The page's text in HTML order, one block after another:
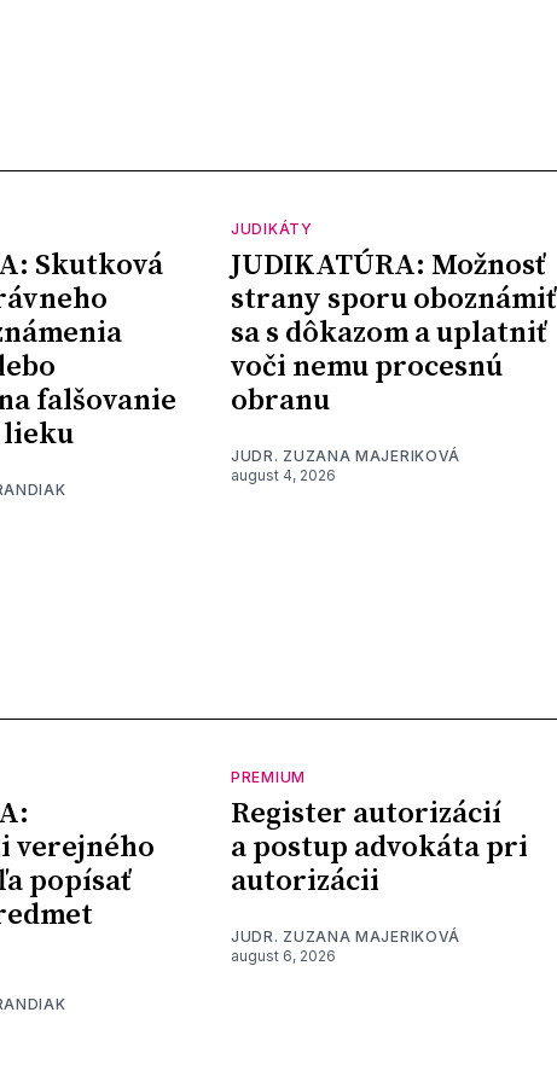
Skutková
falšovanie
lieku
JUDIKÁTY
JUDIKATÚRA: Možnosť
strany sporu oboznámiť
sa s dôkazom a uplatniť
voči nemu procesnú
obranu
JUDR. ZUZANA MAJERIKOVÁ
august 4, 2026
verejného
popísať
PREMIUM
Register autorizácií
a postup advokáta pri
autorizácii
JUDR. ZUZANA MAJERIKOVÁ
august 6, 2026